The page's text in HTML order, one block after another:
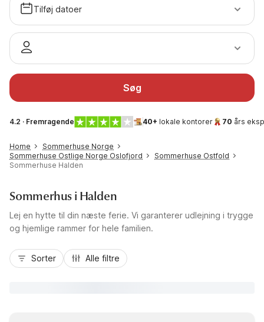
Tilføj datoer
Søg
4.2 · Fremragende 40+ lokale kontorer 70 års
Home
Sommerhuse Norge
Sommerhuse Ostlige Norge Oslofjord
Sommerhuse Ostfold
Sommerhuse Halden
Sommerhus i Halden
Lej en hytte til din næste ferie. Vi garanterer udlejning i trygge
og hjemlige rammer for hele familien.
Sorter Alle filtre